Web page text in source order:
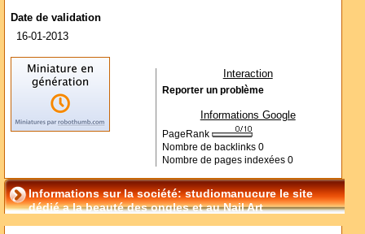
Date de validation
16-01-2013
Interaction
Reporter un problème
Informations Google
PageRank
Nombre de backlinks 0
Nombre de pages indexées 0
Informations sur la société: studiomanucure le site
dédié a la beauté des ongles et au Nail Art